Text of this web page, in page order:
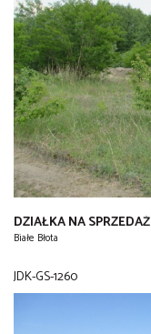
DZIAŁKA NA SPRZEDAŻ
Białe Błota
JDK-GS-1260